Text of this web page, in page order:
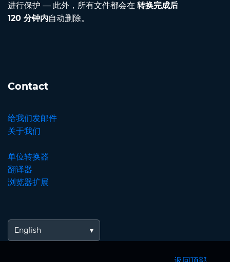
进行保护 — 此外，所有文件都会在 转换完成后
120 分钟内自动删除。
Contact
给我们发邮件
关于我们
单位转换器
翻译器
浏览器扩展
English